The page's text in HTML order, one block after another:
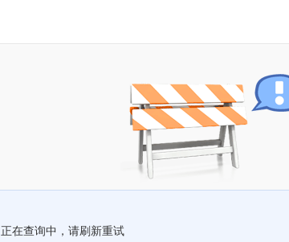
正在查询中，请刷新重试